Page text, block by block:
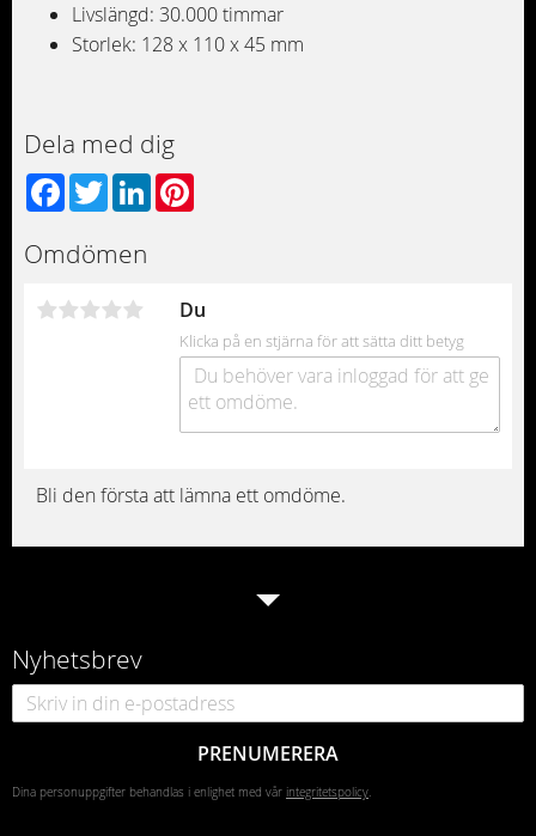
Livslängd: 30.000 timmar
Storlek: 128 x 110 x 45 mm
Dela med dig
Facebook
TwitterLinkedIn
Omdömen
Du
Klicka på en stjärna för att sätta ditt betyg
Bli den första att lämna ett omdöme.
Nyhetsbrev
PRENUMERERA
Dina personuppgifter behandlas i enlighet med vår integritetspolicy.